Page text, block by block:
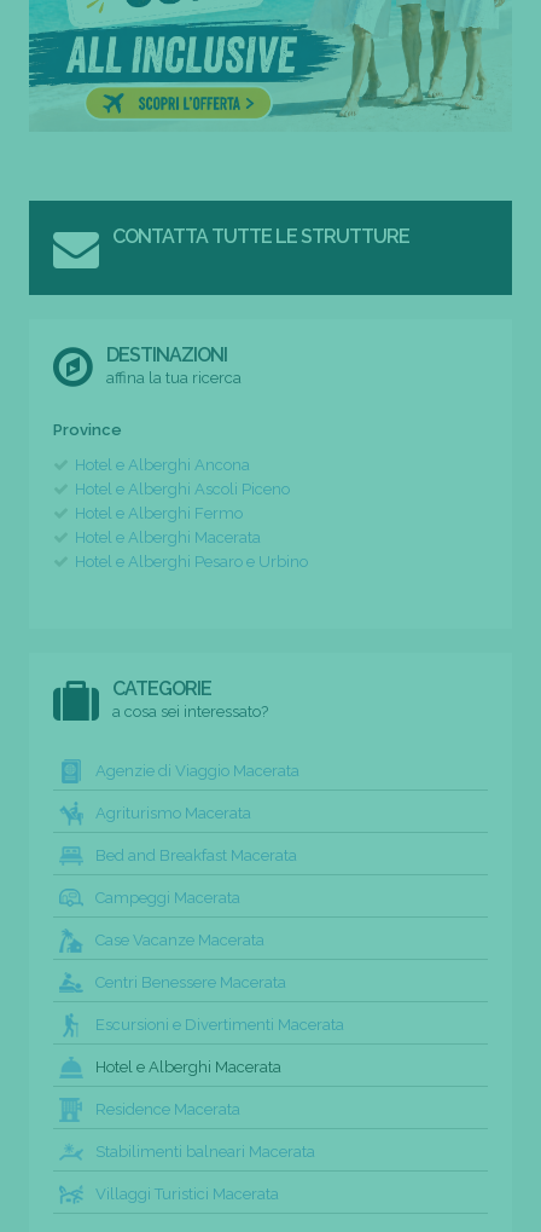
CONTATTA TUTTE LE STRUTTURE
DESTINAZIONI
affina la tua ricerca
Province
Hotel e Alberghi Ancona
Hotel e Alberghi Ascoli Piceno
Hotel e Alberghi Fermo
Hotel e Alberghi Macerata
Hotel e Alberghi Pesaro e Urbino
CATEGORIE
a cosa sei interessato?
Agenzie di Viaggio Macerata
Agriturismo Macerata
Bed and Breakfast Macerata
Campeggi Macerata
Case Vacanze Macerata
Centri Benessere Macerata
Escursioni e Divertimenti Macerata
Hotel e Alberghi Macerata
Residence Macerata
Stabilimenti balneari Macerata
Villaggi Turistici Macerata